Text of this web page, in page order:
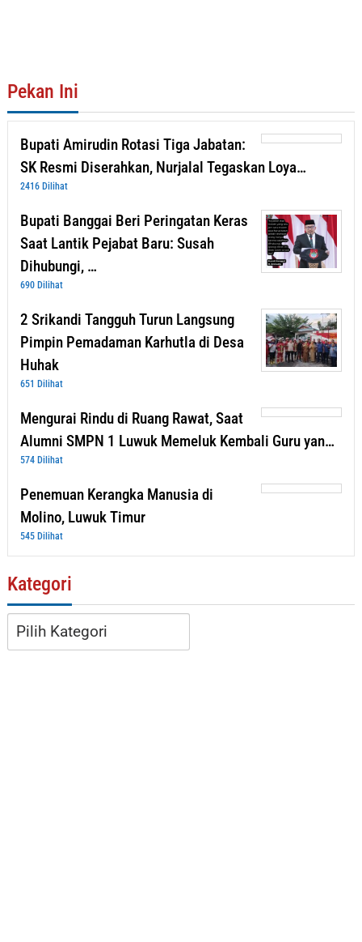
Pekan Ini
Bupati Amirudin Rotasi Tiga Jabatan:
SK Resmi Diserahkan, Nurjalal Tegaskan Loya…
2416 Dilihat
Bupati Banggai Beri Peringatan Keras
Saat Lantik Pejabat Baru: Susah
Dihubungi, …
690 Dilihat
2 Srikandi Tangguh Turun Langsung
Pimpin Pemadaman Karhutla di Desa
Huhak
651 Dilihat
Mengurai Rindu di Ruang Rawat, Saat
Alumni SMPN 1 Luwuk Memeluk Kembali Guru yan…
574 Dilihat
Penemuan Kerangka Manusia di
Molino, Luwuk Timur
545 Dilihat
Kategori
Kategori